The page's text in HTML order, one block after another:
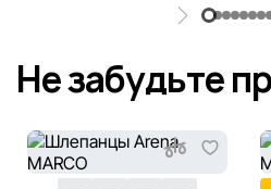
Не забудьте